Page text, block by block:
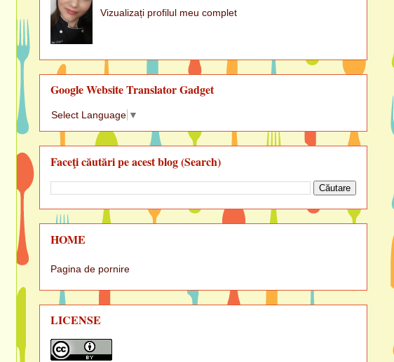
Vizualizați profilul meu complet
Google Website Translator Gadget
Select Language ▼
Faceţi căutări pe acest blog (Search)
HOME
Pagina de pornire
LICENSE